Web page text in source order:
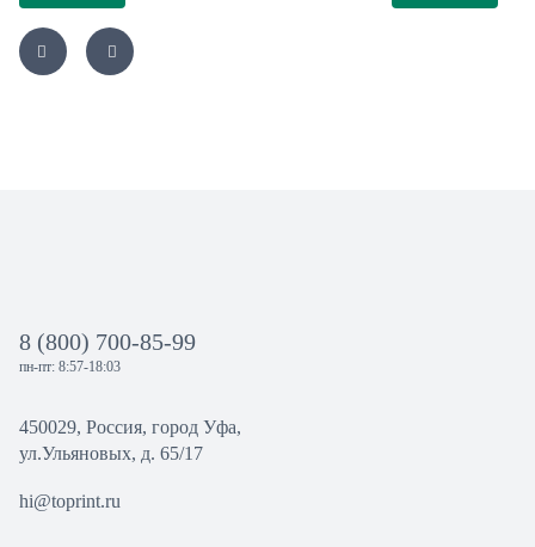
8 (800) 700-85-99
пн-пт: 8:57-18:03
450029, Россия, город Уфа,
ул.Ульяновых, д. 65/17
hi@toprint.ru